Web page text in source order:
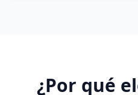
¿Por qué